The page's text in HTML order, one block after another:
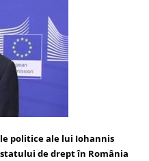
politice ale lui Iohannis
de drept în România